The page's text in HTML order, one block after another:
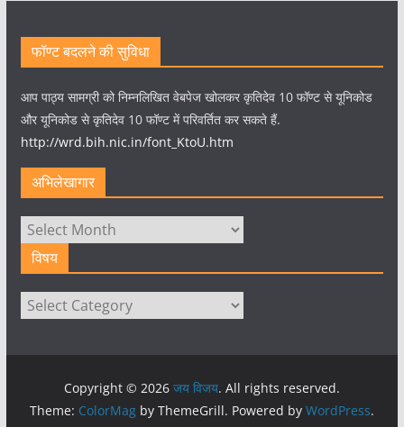
फॉण्ट बदलने की सुविधा
आप पाठ्य सामग्री को निम्नलिखित वेबपेज खोलकर कृतिदेव 10 फॉण्ट से यूनिकोड
और यूनिकोड से कृतिदेव 10 फॉण्ट में परिवर्तित कर सकते हैं.
http://wrd.bih.nic.in/font_KtoU.htm
अभिलेखागार
अभिलेखागार
विषय
विषय
Copyright © 2026 जय विजय. All rights reserved.
Theme: ColorMagby ThemeGrill. Powered by WordPress.